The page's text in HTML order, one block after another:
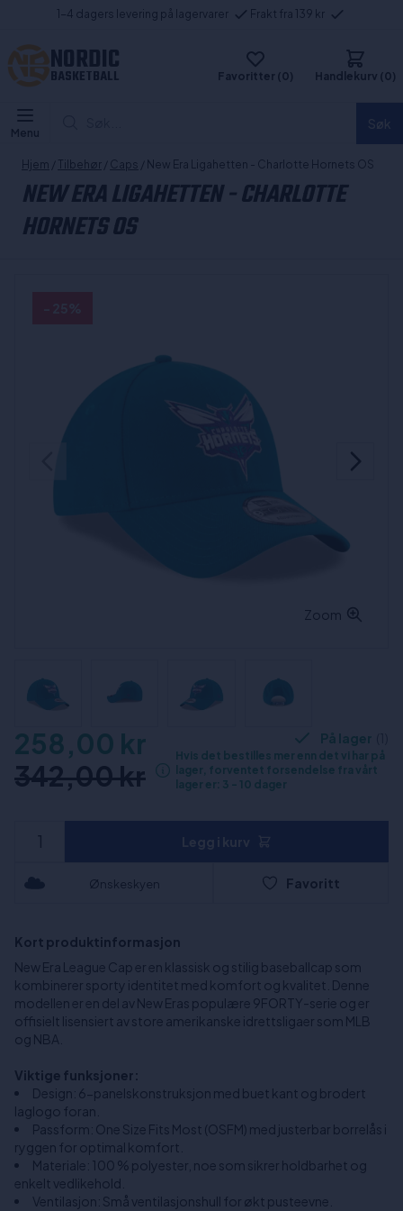
1-4 dagers levering på lagervarer Frakt fra 139 kr
NORDIC
BASKETBALL Favoritter (0) Handlekurv (0)
Menu
Hjem / Tilbehør / Caps / New Era Ligahetten - Charlotte Hornets OS
NEW ERA LIGAHETTEN - CHARLOTTE
HORNETS OS
Zoom
258,00 kr
342,00 kr
På lager
Hvis det bestilles mer enn det vi har på
lager, forventet forsendelse fra vårt
lager er: 3 - 10 dager
Ønskeskyen Favoritt
Kort produktinformasjon
New Era League Cap er en klassisk og stilig baseballcap som
kombinerer sporty identitet med komfort og kvalitet. Denne
modellen er en del av New Eras populære 9FORTY-serie og er
offisielt lisensiert av store amerikanske idrettsligaer som MLB
og NBA.
Viktige funksjoner:
Design: 6-panelskonstruksjon med buet kant og brodert
laglogo foran.
Passform: One Size Fits Most (OSFM) med justerbar borrelås i
ryggen for optimal komfort.
Materiale: 100 % polyester, noe som sikrer holdbarhet og
enkelt vedlikehold.
Ventilasjon: Små ventilasjonshull for økt pusteevne.